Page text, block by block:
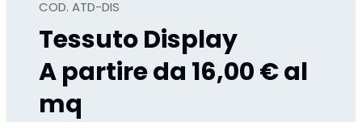
COD. ATD-DIS
Tessuto Display
A partire da 16,00 € al
mq